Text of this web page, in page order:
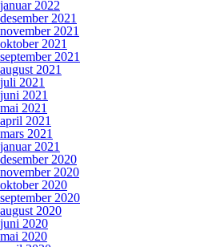
januar 2022
desember 2021
november 2021
oktober 2021
september 2021
august 2021
juli 2021
juni 2021
mai 2021
april 2021
mars 2021
januar 2021
desember 2020
november 2020
oktober 2020
september 2020
august 2020
juni 2020
mai 2020